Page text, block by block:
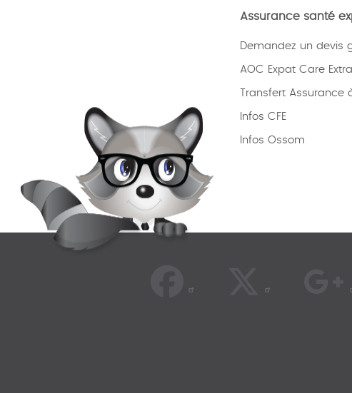
Assurance santé
Demandez un devis
AOC Expat Care
Transfert Assurance
Infos CFE
Infos Ossom